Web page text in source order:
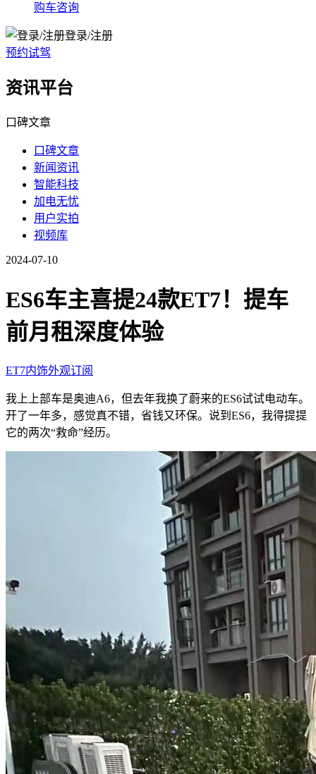
购车咨询
登录/注册
预约试驾
资讯平台
口碑文章
口碑文章
新闻资讯
智能科技
加电无忧
用户实拍
视频库
2024-07-10
ES6车主喜提24款ET7！提车
前月租深度体验
ET7内饰外观订阅
我上上部车是奥迪A6，但去年我换了蔚来的ES6试试电动车。
开了一年多，感觉真不错，省钱又环保。说到ES6，我得提提
它的两次“救命”经历。